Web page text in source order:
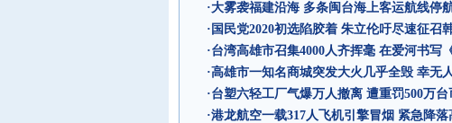
·大雾袭福建沿海 多条闽台海上客运航线停
· 国民党2020初选陷胶着 朱立伦吁尽速征召
·台湾高雄市召集4000人齐挥毫 在爱河书写
·高雄市一知名商城突发大火几乎全毁 幸无
·台塑六轻工厂气爆万人撤离 遭重罚500万台
·港龙航空一载317人飞机引擎冒烟 紧急降落